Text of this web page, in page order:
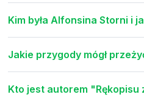
Kim była Alfonsina Storni i
Jakie przygody mógł
Kto jest autorem